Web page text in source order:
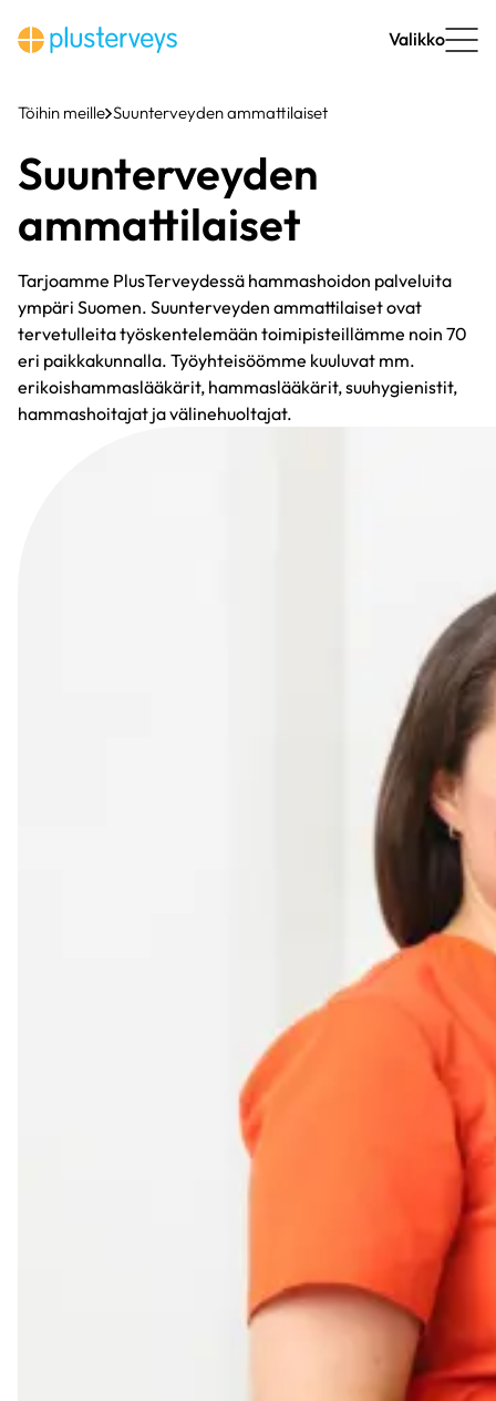
sisältöön
Valikko
Töihin meille Suunterveyden ammattilaiset
Suunterveyden
ammattilaiset
Tarjoamme PlusTerveydessä hammashoidon palveluita
ympäri Suomen. Suunterveyden ammattilaiset ovat
tervetulleita työskentelemään toimipisteillämme noin 70
eri paikkakunnalla. Työyhteisöömme kuuluvat mm.
erikoishammaslääkärit, hammaslääkärit, suuhygienistit,
hammashoitajat ja välinehuoltajat.